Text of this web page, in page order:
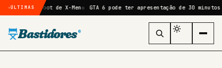
ÚLTIMAS
no reboot de X-Men GTA 6 pode ter apresentação de 30 minutos
Bastidores ®